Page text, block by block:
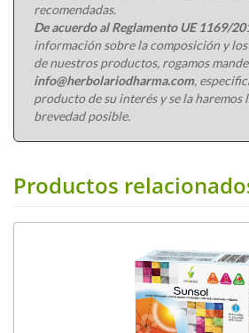
recomendadas.
De acuerdo al Reglamento UE 1169/
información sobre la composición y
de nuestros productos, rogamos
info@herbolariodharma.com,
producto de su interés y se la haremos
brevedad posible.
Productos